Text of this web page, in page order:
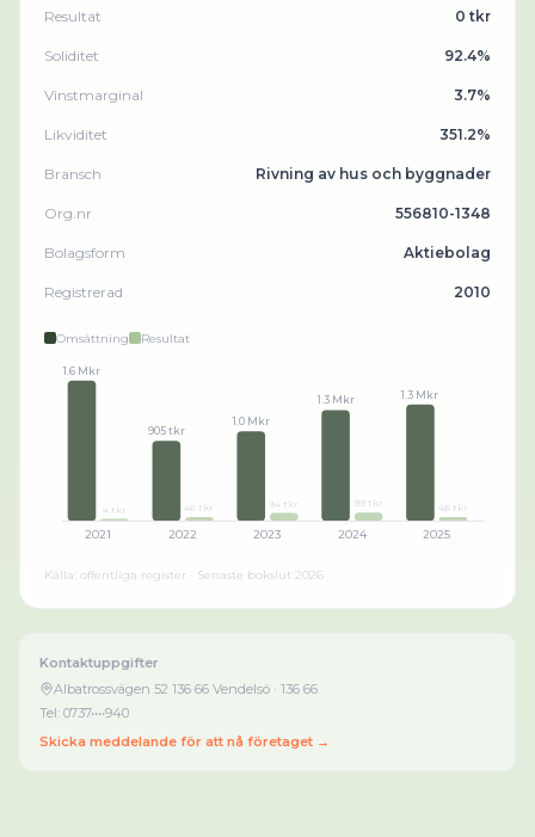
Resultat 0 tkr
Soliditet 92.4%
Vinstmarginal 3.7%
Likviditet 351.2%
Bransch Rivning av hus och byggnader
Org.nr 556810-1348
Bolagsform Aktiebolag
Registrerad 2010
Omsättning Resultat
1.6 Mkr
4 tkr
2021
905 tkr
46 tkr
2022
1.0 Mkr
94 tkr
2023
1.3 Mkr
99 tkr
2024
1.3 Mkr
48 tkr
2025
Källa: offentliga register · Senaste bokslut 2026
Kontaktuppgifter
Albatrossvägen 52 136 66 Vendelsö · 136 66
Tel: 0737••••940
Skicka meddelande för att nå företaget →